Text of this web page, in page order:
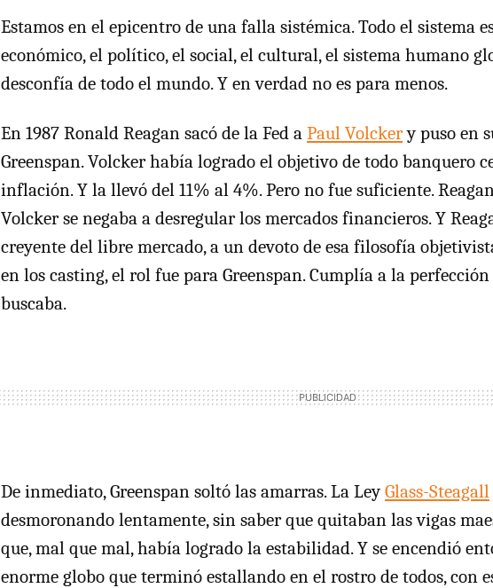
Estamos en el epicentro de una falla sistémica. Todo el sistema
económico, el político, el social, el cultural, el sistema humano
desconfía de todo el mundo. Y en verdad no es para menos.
En 1987 Ronald Reagan sacó de la Fed a Paul Volckery puso en
Greenspan. Volcker había logrado el objetivo de todo banquero
inflación. Y la llevó del 11% al 4%. Pero no fue suficiente.
Volcker se negaba a desregular los mercados financieros. Y
creyente del libre mercado, a un devoto de esa filosofía
en los casting, el rol fue para Greenspan. Cumplía a la
buscaba.
De inmediato, Greenspan soltó las amarras. La LeyGlass-Steagall
desmoronando lentamente, sin saber que quitaban las vigas
que, mal que mal, había logrado la estabilidad. Y se encendió
enorme globo que terminó estallando en el rostro de todos, con